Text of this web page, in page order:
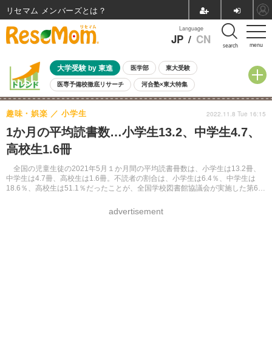
menu
Language
JP / CN search
大学受験 by 東進 医学部 東大受験
医専予備校徹底リサーチ 河合塾×東大特集
親子で考える大学選び 高校受験 中学受験 小学校受験
共通テスト 夏休み
8月開催イベント・WS 全国公立高校 過去問 人気記事
自由研究教材（小学生向け）
1か月の平均読書数…小学生13.2、中学生4.7、
高校生1.6冊
全国の児童生徒の2021年5月１か月間の平均読書冊数は、小学生は13.2冊、
中学生は4.7冊、高校生は1.6冊。不読者の割合は、小学生は6.4％、中学生は
18.6％、高校生は51.1％だったことが、全国学校図書館協議会が実施した第67
趣味・娯楽 小学生
advertisement
2022.11.8 Tue 16:15
リセマム メンバーズ